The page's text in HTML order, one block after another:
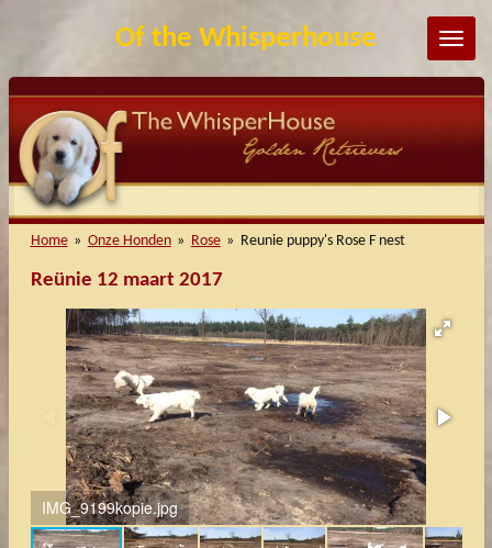
hoofdinhoud
Of the Whisperhouse
Home » Onze Honden » Rose » Reunie puppy's Rose F nest
Reünie 12 maart 2017
IMG_9199kopie.jpg